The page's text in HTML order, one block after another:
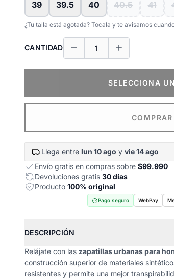
39 39.5 40 40.5 41
¿Tu talla está agotada? Tocala y te avisamos
CANTIDAD
SELECCIONA
Llega entre lun 10 ago y vie 14 ago
Envío gratis en compras sobre $99.990
Devoluciones gratis 30 días
Producto 100% original
Pago seguro WebPay
DESCRIPCIÓN
Relájate con las zapatillas urbanas para
construcción superior de materiales
resistentes y permite una mejor